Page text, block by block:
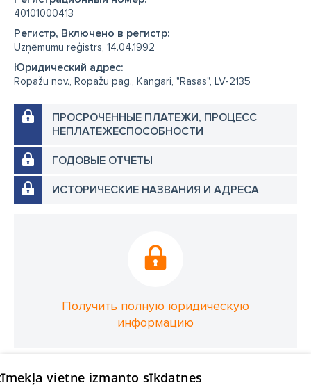
40101000413
Регистр, Включено в регистр:
Uzņēmumu reģistrs, 14.04.1992
Юридический адрес:
Ropažu nov., Ropažu pag., Kangari, "Rasas", LV-2135
ПРОСРОЧЕННЫЕ ПЛАТЕЖИ, ПРОЦЕСС
НЕПЛАТЕЖЕСПОСОБНОСТИ
ГОДОВЫЕ ОТЧЕТЫ
ИСТОРИЧЕСКИЕ НАЗВАНИЯ И АДРЕСА
Получить полную юридическую
информацию
vietne izmanto sīkdatnes